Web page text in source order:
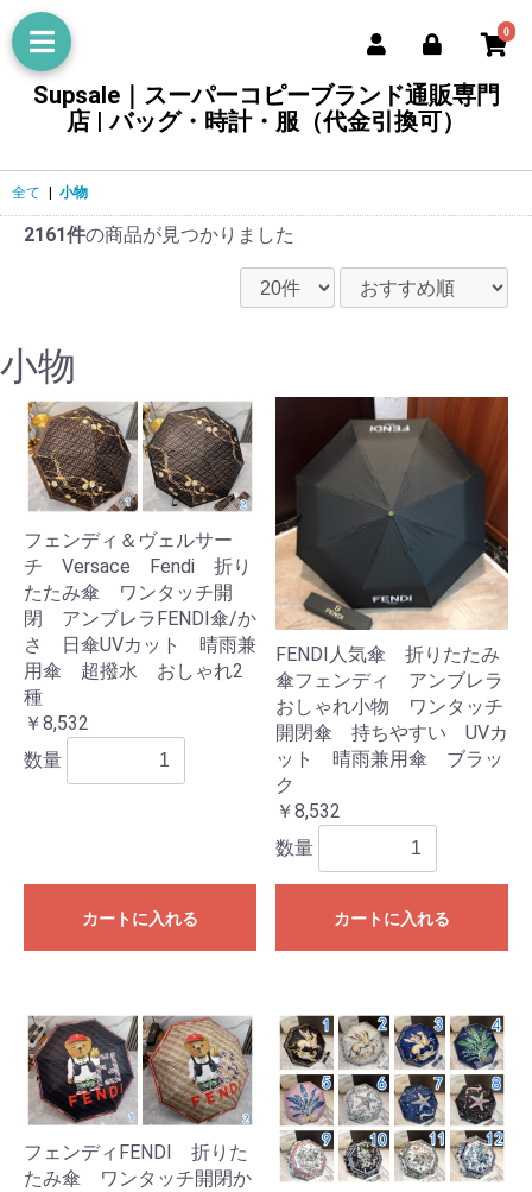
0
Supsale｜スーパーコピーブランド通販専門
店 | バッグ・時計・服（代金引換可）
全て 小物
2161件の商品が見つかりました
小物
フェンディ＆ヴェルサー
チ Versace Fendi 折り
たたみ傘 ワンタッチ開
閉 アンブレラFENDI傘/か
さ 日傘UVカット 晴雨兼
用傘 超撥水 おしゃれ2
種
￥8,532
数量
カートに入れる
FENDI人気傘 折りたたみ
傘フェンディ アンブレラ
おしゃれ小物 ワンタッチ
開閉傘 持ちやすい UVカ
ット 晴雨兼用傘 ブラッ
ク
￥8,532
数量
カートに入れる
フェンディFENDI 折りた
たみ傘 ワンタッチ開閉か